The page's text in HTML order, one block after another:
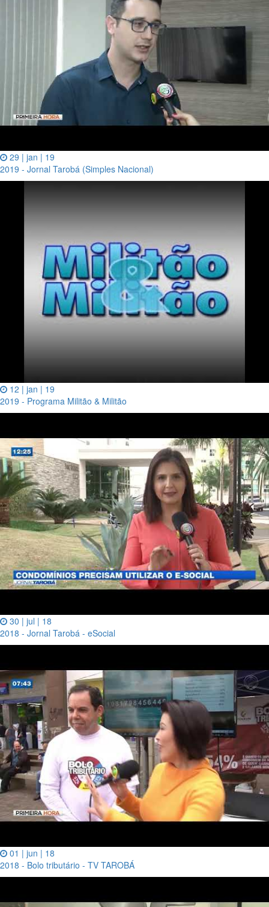
29 | jan | 19
2019 - Jornal Tarobá (Simples Nacional)
12 | jan | 19
2019 - Programa Militão & Militão
30 | jul | 18
2018 - Jornal Tarobá - eSocial
01 | jun | 18
2018 - Bolo tributário - TV TAROBÁ